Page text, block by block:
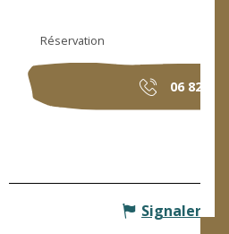
Réservation
06 82 30
Signaler